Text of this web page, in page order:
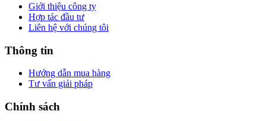
Giới thiệu công ty
Hợp tác đầu tư
Liên hệ với chúng tôi
Thông tin
Hướng dẫn mua hàng
Tư vấn giải pháp
Chính sách